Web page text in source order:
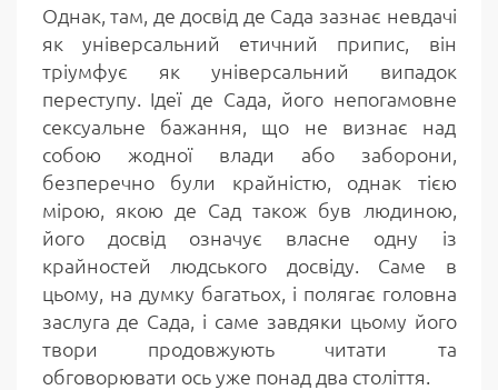
Однак, там, де досвід де Сада зазнає невдачі
як універсальний етичний припис, він
тріумфує як універсальний випадок
переступу. Ідеї де Сада, його непогамовне
сексуальне бажання, що не визнає над
собою жодної влади або заборони,
безперечно були крайністю, однак тією
мірою, якою де Сад також був людиною,
його досвід означує власне одну із
крайностей людського досвіду. Саме в
цьому, на думку багатьох, і полягає головна
заслуга де Сада, і саме завдяки цьому його
твори продовжують читати та
обговорювати ось уже понад два століття.